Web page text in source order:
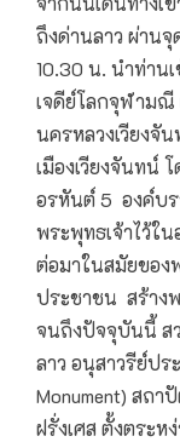
ถึงด่านลาว ผ่านจุ
10.30 น. นำท่าน
เจดีย์โลกจุฬาม
นครหลวงเวียงจั
เมืองเวียงจันทน์
อรหันต์ 5 องค์บร
พระพุทธเจ้าไว้ใ
ต่อมาในสมัยของ
ประชาชน สร้าง
จนถึงปัจจุบันนี้ ส
ลาว อนุสาวรีย์ปร
Monument) สถา
ฝรั่งเศส ตั้งตระห